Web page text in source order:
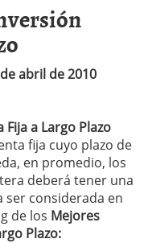
abril de 2010
a Largo Plazo
fija cuyo plazo de
en promedio, los
deberá tener una
ser considerada en
de los Mejores
Plazo: